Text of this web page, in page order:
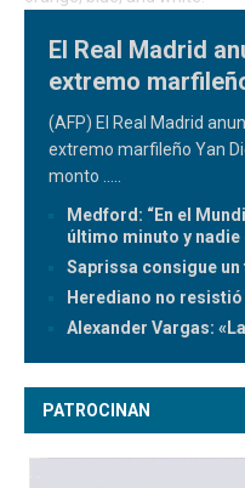
El Real Madrid
extremo
(AFP) El Real Madrid
extremo marfileño Yan
monto
Medford: “En el
último minuto y nadie
Saprissa consigue
Herediano no
Alexander Vargas:
PATROCINAN